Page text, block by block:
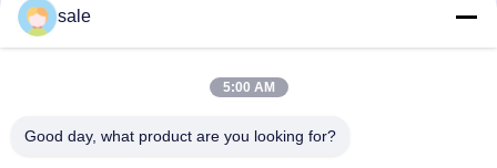
Τμήματα κουρευτή γκαζόν Συσκευή δαχτυλιδιών έμβολο
(0,05 mm)
Τμήματα κουρευτή γρασίδι Αξό-Ηλιακό G107-8128 Fits Toro
sale
5:00 AM
Good day, what product are you looking for?